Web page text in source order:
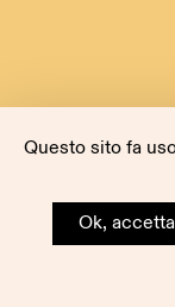
Questo sito fa
Ok,